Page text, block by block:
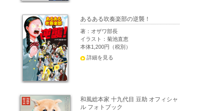
あるある吹奏楽部の逆襲！
著：オザワ部長
イラスト：菊池直恵
本体1,200円（税別）
詳細を見る
和風総本家 十九代目 豆助 オフィシャ
ル フォトブック